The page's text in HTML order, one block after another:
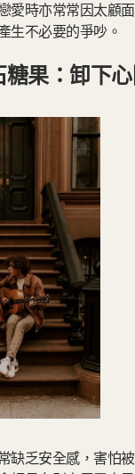
愛時亦常常因太顧
生不必要的爭吵。
糖果：卸下
缺乏安全感，害怕